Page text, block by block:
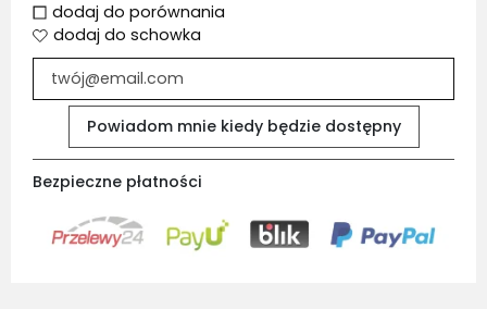
dodaj do porównania
dodaj do schowka
Powiadom mnie kiedy będzie dostępny
Bezpieczne płatności